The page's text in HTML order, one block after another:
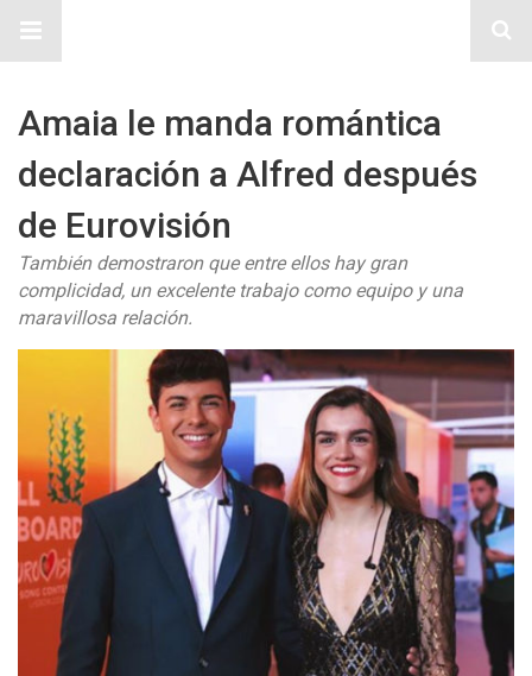
Amaia le manda romántica
declaración a Alfred después
de Eurovisión
También demostraron que entre ellos hay gran
complicidad, un excelente trabajo como equipo y una
maravillosa relación.